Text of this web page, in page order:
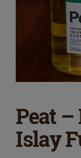
Peat
Islay